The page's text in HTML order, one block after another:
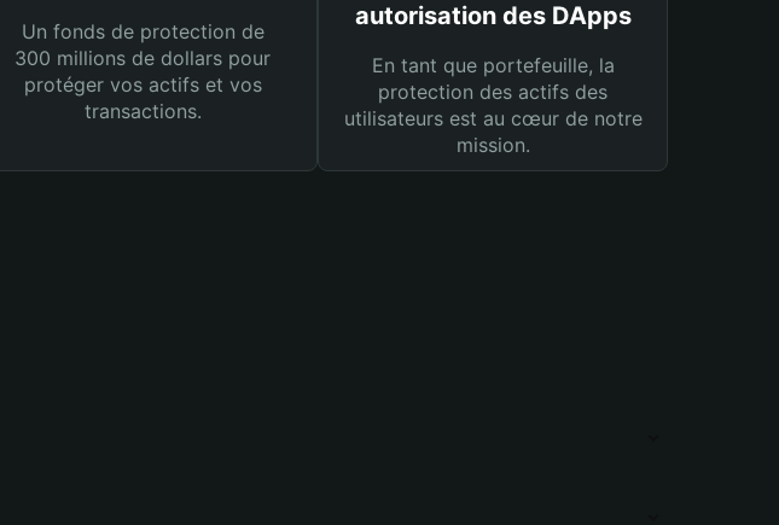
Un fonds de protection de
300 millions de dollars pour
protéger vos actifs et vos
transactions.
autorisation des DApps
En tant que portefeuille, la
protection des actifs des
utilisateurs est au cœur de notre
mission.